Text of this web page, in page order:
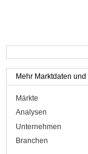
Mehr Marktdaten
Märkte
Analysen
Unternehmen
Branchen